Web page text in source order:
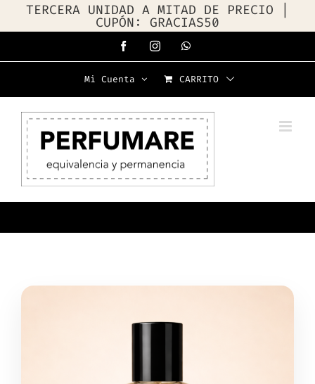
TERCERA UNIDAD A MITAD DE PRECIO |
CUPÓN: GRACIAS50
al
FacebookInstagramWhatsApp
Mi Cuenta CARRITO